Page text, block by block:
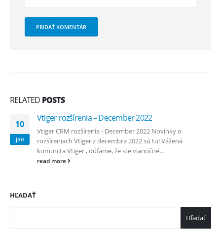
RELATED POSTS
10
jan
Vtiger rozšírenia – December 2022
Vtiger CRM rozšírenia - December 2022 Novinky o
rozšíreniach Vtiger z decembra 2022 sú tu! Vážená
komunita Vtiger , dúfame, že ste vianočné...
read more
HĽADAŤ
Hľadať